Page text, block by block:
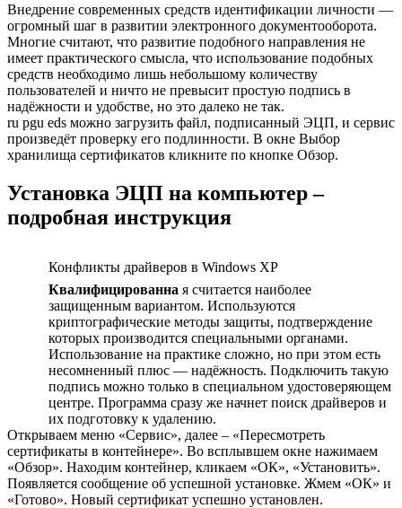
Внедрение современных средств идентификации личности —
огромный шаг в развитии электронного документооборота.
Многие считают, что развитие подобного направления не
имеет практического смысла, что использование подобных
средств необходимо лишь небольшому количеству
пользователей и ничто не превысит простую подпись в
надёжности и удобстве, но это далеко не так.
ru pgu eds можно загрузить файл, подписанный ЭЦП, и сервис
произведёт проверку его подлинности. В окне Выбор
хранилища сертификатов кликните по кнопке Обзор.
Установка ЭЦП на компьютер –
подробная инструкция
Конфликты драйверов в Windows XP
Квалифицированна я считается наиболее
защищенным вариантом. Используются
криптографические методы защиты, подтверждение
которых производится специальными органами.
Использование на практике сложно, но при этом есть
несомненный плюс — надёжность. Подключить такую
подпись можно только в специальном удостоверяющем
центре. Программа сразу же начнет поиск драйверов и
их подготовку к удалению.
Открываем меню «Сервис», далее – «Пересмотреть
сертификаты в контейнере». Во всплывшем окне нажимаем
«Обзор». Находим контейнер, кликаем «ОК», «Установить».
Появляется сообщение об успешной установке. Жмем «ОК» и
«Готово». Новый сертификат успешно установлен.